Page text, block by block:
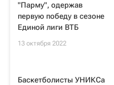
"Парму", одержав
первую победу в сезоне
Единой лиги ВТБ
13 октября 2022
Баскетболисты УНИКСа